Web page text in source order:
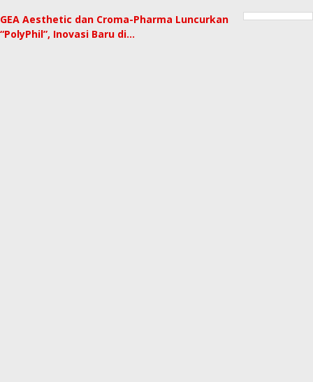
GEA Aesthetic dan Croma-Pharma Luncurkan
“PolyPhil”, Inovasi Baru di…